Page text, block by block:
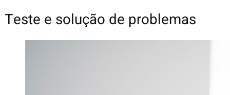
Teste e solução de problemas